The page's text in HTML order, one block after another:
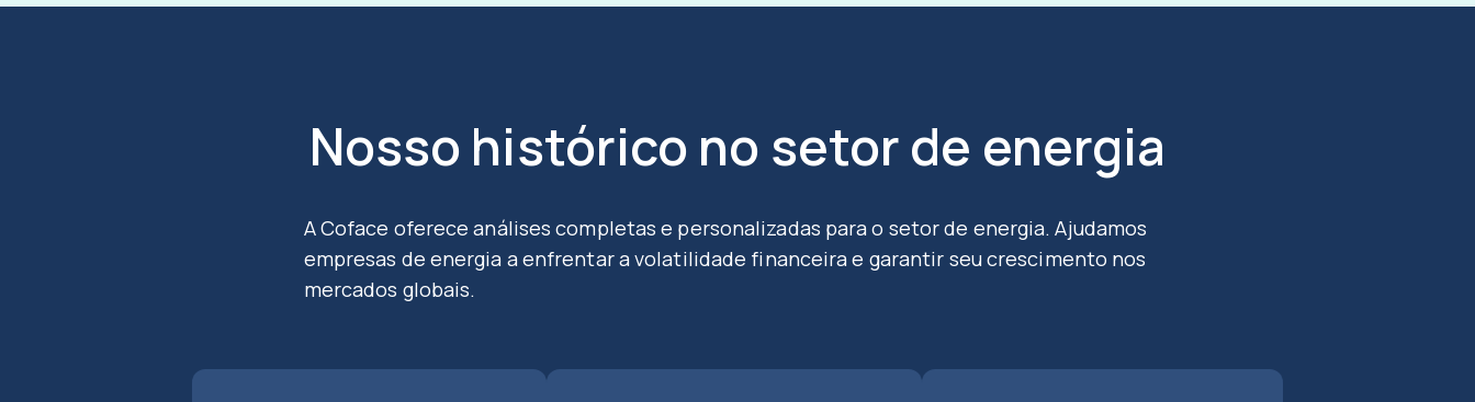
Nosso histórico no setor de energia
A Coface oferece análises completas e personalizadas para o setor de energia. Ajudamos
empresas de energia a enfrentar a volatilidade financeira e garantir seu crescimento nos
mercados globais.